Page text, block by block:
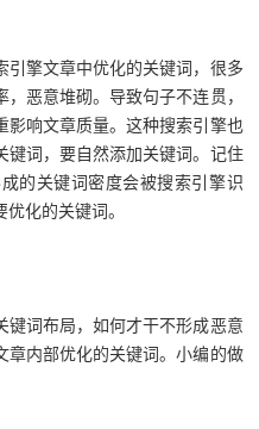
擎文章中优化的关键词，很多
恶意堆砌。导致句子不连贯，
影响文章质量。这种搜索引擎也
键词，要自然添加关键词。记住
的关键词密度会被搜索引擎识
化的关键词。
词布局，如何才干不形成恶意
章内部优化的关键词。小编的做